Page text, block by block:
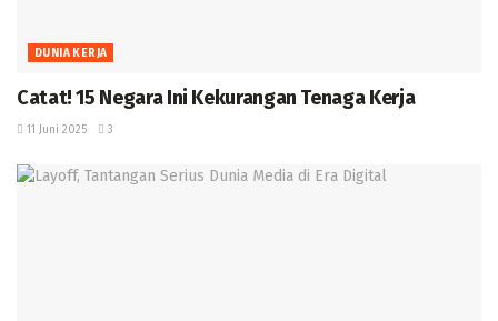
DUNIA KERJA
Catat! 15 Negara Ini Kekurangan Tenaga Kerja
11 Juni 2025 3